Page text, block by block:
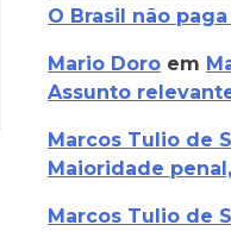
O Brasil não
Mario Doro em
Assunto
Marcos Tulio de
Maioridade
Marcos Tulio de